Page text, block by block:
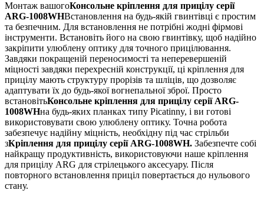
Монтаж вашогоКонсольне кріплення для прицілу серії
ARG-1008WHВстановлення на будь-якій гвинтівці є простим
та безпечним. Для встановлення не потрібні жодні фірмові
інструменти. Встановіть його на свою гвинтівку, щоб надійно
закріпити улюблену оптику для точного прицілювання.
Завдяки покращеній переносимості та неперевершеній
міцності завдяки перехресній конструкції, ці кріплення для
прицілу мають структуру прорізів та шліців, що дозволяє
адаптувати їх до будь-якої вогнепальної зброї. Просто
встановітьКонсольне кріплення для прицілу серії ARG-
1008WHна будь-яких планках типу Picatinny, і ви готові
використовувати свою улюблену оптику. Точна робота
забезпечує надійну міцність, необхідну під час стрільби
зКріплення для прицілу серії ARG-1008WH. Забезпечте собі
найкращу продуктивність, використовуючи наше кріплення
для прицілу ARG для стрілецького аксесуару. Після
повторного встановлення приціл повертається до нульового
стану.